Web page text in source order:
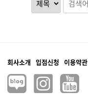
회사소개 입점신청 이용약관